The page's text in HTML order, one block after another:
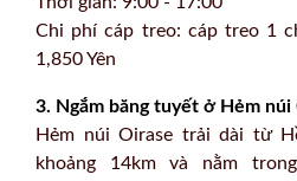
Chi phí cáp treo: cáp treo 1
1,850 Yên
3. Ngắm băng tuyết ở Hẻm núi
Hẻm núi Oirase trải dài từ
khoảng 14km và nằm